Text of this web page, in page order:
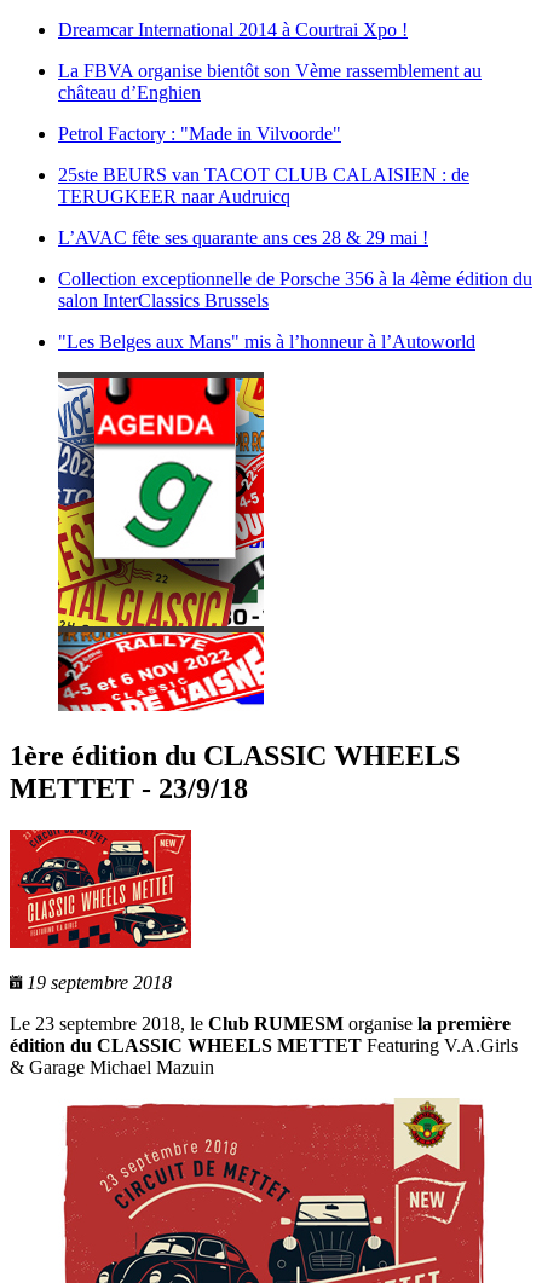
Dreamcar International 2014 à Courtrai Xpo !
La FBVA organise bientôt son Vème rassemblement au
château d’Enghien
Petrol Factory : "Made in Vilvoorde"
25ste BEURS van TACOT CLUB CALAISIEN : de
TERUGKEER naar Audruicq
L’AVAC fête ses quarante ans ces 28 & 29 mai !
Collection exceptionnelle de Porsche 356 à la 4ème édition du
salon InterClassics Brussels
"Les Belges aux Mans" mis à l’honneur à l’Autoworld
1ère édition du CLASSIC WHEELS
METTET - 23/9/18
19 septembre 2018
Le 23 septembre 2018, le Club RUMESM organise la première
édition du CLASSIC WHEELS METTET Featuring V.A.Girls
& Garage Michael Mazuin